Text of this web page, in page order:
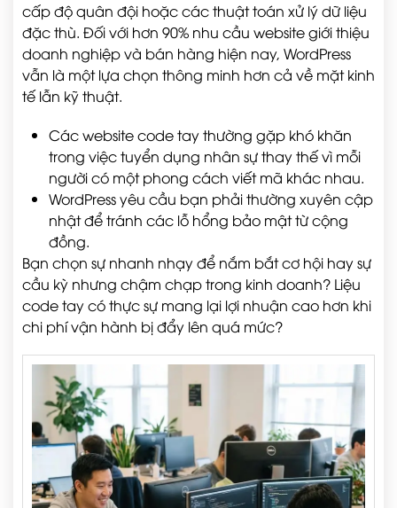
cấp độ quân đội hoặc các thuật toán xử lý dữ liệu
đặc thù. Đối với hơn 90% nhu cầu website giới thiệu
doanh nghiệp và bán hàng hiện nay, WordPress
vẫn là một lựa chọn thông minh hơn cả về mặt kinh
tế lẫn kỹ thuật.
Các website code tay thường gặp khó khăn
trong việc tuyển dụng nhân sự thay thế vì mỗi
người có một phong cách viết mã khác nhau.
WordPress yêu cầu bạn phải thường xuyên cập
nhật để tránh các lỗ hổng bảo mật từ cộng
đồng.
Bạn chọn sự nhanh nhạy để nắm bắt cơ hội hay sự
cầu kỳ nhưng chậm chạp trong kinh doanh? Liệu
code tay có thực sự mang lại lợi nhuận cao hơn khi
chi phí vận hành bị đẩy lên quá mức?